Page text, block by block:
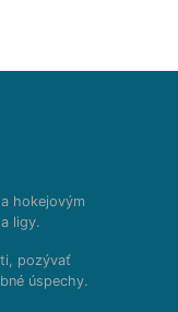
hokejovým
ligy.
pozývať
úspechy.